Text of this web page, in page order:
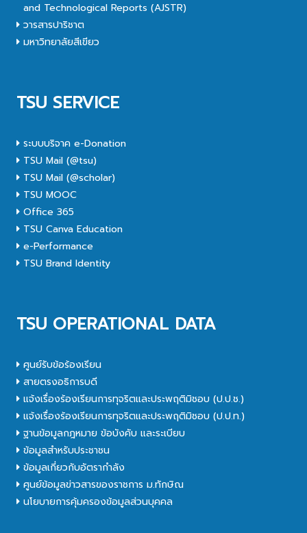
and Technological Reports (AJSTR)
วารสารปาริชาต
มหาวิทยาลัยสีเขียว
TSU SERVICE
ระบบบริจาค e-Donation
TSU Mail (@tsu)
TSU Mail (@scholar)
TSU MOOC
Office 365
TSU Canva Education
e-Performance
TSU Brand Identity
TSU OPERATIONAL DATA
ศูนย์รับข้อร้องเรียน
สายตรงอธิการบดี
แจ้งเรื่องร้องเรียนการทุจริตและประพฤติมิชอบ (ป.ป.ช.)
แจ้งเรื่องร้องเรียนการทุจริตและประพฤติมิชอบ (ป.ป.ท.)
ฐานข้อมูลกฎหมาย ข้อบังคับ และระเบียบ
ข้อมูลสำหรับประชาชน
ข้อมูลเกี่ยวกับอัตรากำลัง
ศูนย์ข้อมูลข่าวสารของราชการ ม.ทักษิณ
นโยบายการคุ้มครองข้อมูลส่วนบุคคล